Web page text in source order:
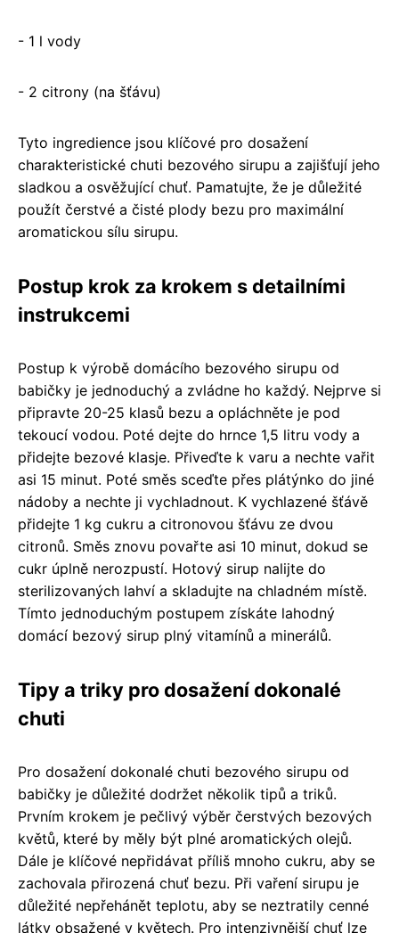
- 1 l vody
- 2 citrony (na šťávu)
Tyto ingredience jsou klíčové pro dosažení
charakteristické chuti bezového sirupu a zajišťují jeho
sladkou a osvěžující chuť. Pamatujte, že je důležité
použít čerstvé a čisté plody bezu pro maximální
aromatickou sílu sirupu.
Postup krok za krokem s detailními
instrukcemi
Postup k výrobě domácího bezového sirupu od
babičky je jednoduchý a zvládne ho každý. Nejprve si
připravte 20-25 klasů bezu a opláchněte je pod
tekoucí vodou. Poté dejte do hrnce 1,5 litru vody a
přidejte bezové klasje. Přiveďte k varu a nechte vařit
asi 15 minut. Poté směs sceďte přes plátýnko do jiné
nádoby a nechte ji vychladnout. K vychlazené šťávě
přidejte 1 kg cukru a citronovou šťávu ze dvou
citronů. Směs znovu povařte asi 10 minut, dokud se
cukr úplně nerozpustí. Hotový sirup nalijte do
sterilizovaných lahví a skladujte na chladném místě.
Tímto jednoduchým postupem získáte lahodný
domácí bezový sirup plný vitamínů a minerálů.
Tipy a triky pro dosažení dokonalé
chuti
Pro dosažení dokonalé chuti bezového sirupu od
babičky je důležité dodržet několik tipů a triků.
Prvním krokem je pečlivý výběr čerstvých bezových
květů, které by měly být plné aromatických olejů.
Dále je klíčové nepřidávat příliš mnoho cukru, aby se
zachovala přirozená chuť bezu. Při vaření sirupu je
důležité nepřehánět teplotu, aby se neztratily cenné
látky obsažené v květech. Pro intenzivnější chuť lze